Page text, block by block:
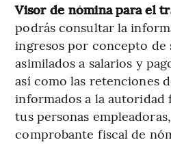
Visor de nómina para el
podrás consultar la
ingresos por concepto de
asimilados a salarios y
así como las retenciones
informados a la autoridad
tus personas
comprobante fiscal de